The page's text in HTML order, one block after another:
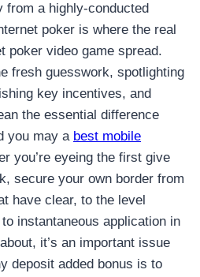
from a highly-conducted
poker is where the real
poker video game spread.
fresh guesswork, spotlighting
key incentives, and
the essential difference
you may a best mobile
you’re eyeing the first give
secure your own border from
have clear, to the level
instantaneous application in
it’s an important issue
deposit added bonus is to